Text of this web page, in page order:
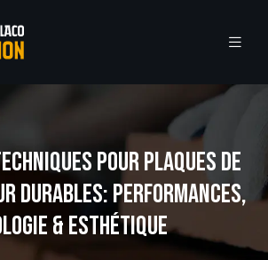
POUR PLAQUES DE
DURABLES: PERFORMANCES,
& ESTHÉTIQUE